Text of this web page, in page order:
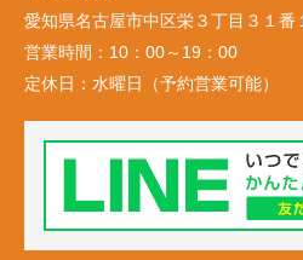
愛知県名古屋市中区栄３丁目３１番
営業時間： 10：00～19：00
定休日： 水曜日（予約営業可能）